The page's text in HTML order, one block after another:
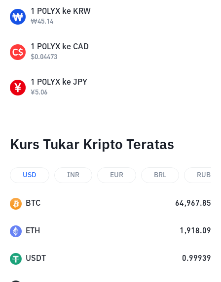
1 POLYX ke KRW
₩45.14
1 POLYX ke CAD
$0.04473
1 POLYX ke JPY
¥5.06
Kurs Tukar Kripto Teratas
USD INR EUR BRL RUB
BTC 64,967.85
ETH 1,918.09
USDT 0.99939